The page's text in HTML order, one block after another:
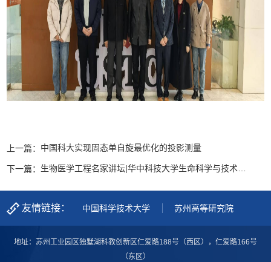
上一篇： 中国科大实现固态单自旋最优化的投影测量
下一篇：
友情链接： 中国科学技术大学 苏州高等研究院
地址：苏州工业园区独墅湖科教创新区仁爱路188号（西区），仁爱路166号
（东区）